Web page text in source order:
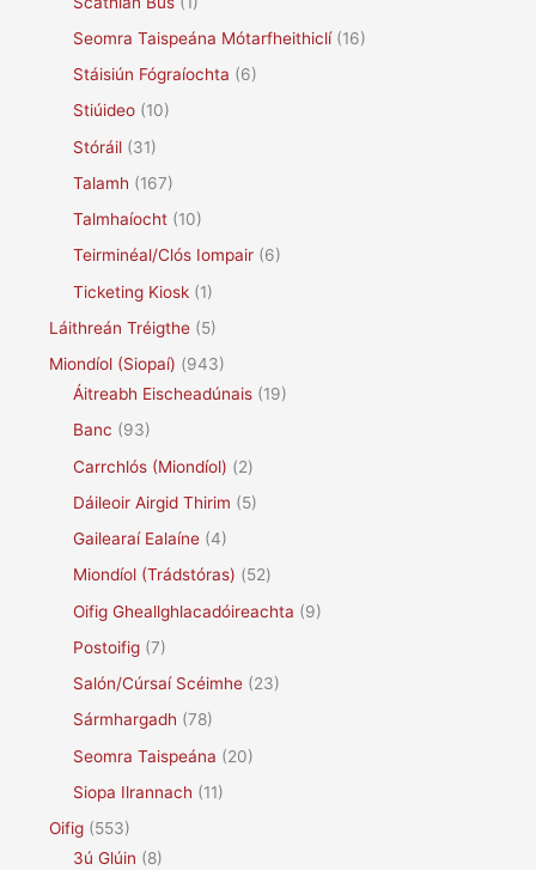
Seomra Taispeána Mótarfheithiclí(16)
Stáisiún Fógraíochta (6)
Stiúideo (10)
Stóráil (31)
Talamh (167)
Talmhaíocht (10)
Teirminéal/Clós Iompair (6)
Ticketing Kiosk (1)
Láithreán Tréigthe (5)
Miondíol (Siopaí) (943)
Áitreabh Eischeadúnais (19)
Banc (93)
Carrchlós (Miondíol) (2)
Dáileoir Airgid Thirim (5)
Gailearaí Ealaíne (4)
Miondíol (Trádstóras) (52)
Oifig Gheallghlacadóireachta (9)
Postoifig (7)
Salón/Cúrsaí Scéimhe (23)
Sármhargadh (78)
Seomra Taispeána (20)
Siopa Ilrannach (11)
Oifig (553)
3ú Glúin (8)